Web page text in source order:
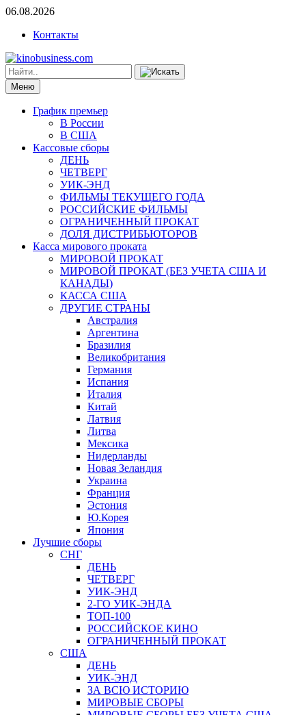
06.08.2026
Контакты
Меню
График премьер
В России
В США
Кассовые сборы
ДЕНЬ
ЧЕТВЕРГ
УИК-ЭНД
ФИЛЬМЫ ТЕКУЩЕГО ГОДА
РОССИЙСКИЕ ФИЛЬМЫ
ОГРАНИЧЕННЫЙ ПРОКАТ
ДОЛЯ ДИСТРИБЬЮТОРОВ
Касса мирового проката
МИРОВОЙ ПРОКАТ
МИРОВОЙ ПРОКАТ (БЕЗ УЧЕТА США И
КАНАДЫ)
КАССА США
ДРУГИЕ СТРАНЫ
Австралия
Аргентина
Бразилия
Великобритания
Германия
Испания
Италия
Китай
Латвия
Литва
Мексика
Нидерланды
Новая Зеландия
Украина
Франция
Эстония
Ю.Корея
Япония
Лучшие сборы
СНГ
ДЕНЬ
ЧЕТВЕРГ
УИК-ЭНД
2-ГО УИК-ЭНДА
ТОП-100
РОССИЙСКОЕ КИНО
ОГРАНИЧЕННЫЙ ПРОКАТ
США
ДЕНЬ
УИК-ЭНД
ЗА ВСЮ ИСТОРИЮ
МИРОВЫЕ СБОРЫ